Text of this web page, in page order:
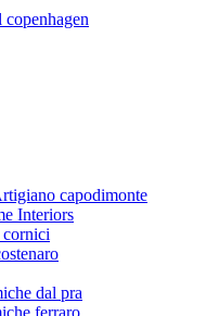
copenhagen
capodimonte
Interiors
dal pra
ferraro